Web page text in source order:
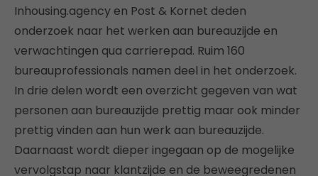
Inhousing.agency en Post & Kornet deden
onderzoek naar het werken aan bureauzijde en
verwachtingen qua carrierepad. Ruim 160
bureauprofessionals namen deel in het onderzoek.
In drie delen wordt een overzicht gegeven van wat
personen aan bureauzijde prettig maar ook minder
prettig vinden aan hun werk aan bureauzijde.
Daarnaast wordt dieper ingegaan op de mogelijke
vervolgstap naar klantzijde en de beweegredenen